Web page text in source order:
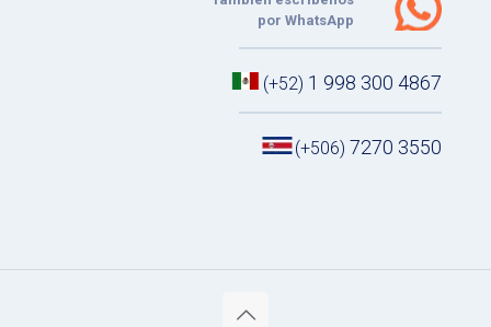
por WhatsApp
(+52) 1 998 300 4867
(+506) 7270 3550